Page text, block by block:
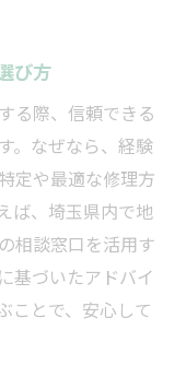
び方
る際、信頼できる
。なぜなら、経験
定や最適な修理方
ば、埼玉県内で地
相談窓口を活用す
基づいたアドバイ
ことで、安心して